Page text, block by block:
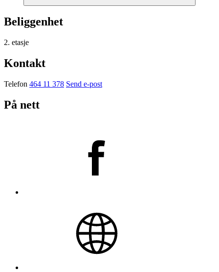
Beliggenhet
2. etasje
Kontakt
Telefon 464 11 378 Send e-post
På nett